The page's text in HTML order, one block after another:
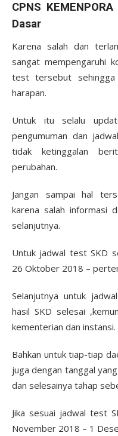
CPNS
Dasar
Karena salah dan
sangat mempengaruhi
test tersebut sehingga
harapan.
Untuk itu selalu
pengumuman dan
tidak ketinggalan
perubahan.
Jangan sampai hal
karena salah informasi
selanjutnya.
Untuk jadwal test SKD
26 Oktober 2018 –
Selanjutnya untuk
hasil SKD selesai
kementerian dan instansi.
Bahkan untuk tiap-tiap
juga dengan tanggal
dan selesainya tahap
Jika sesuai jadwal test
November 2018 – 1